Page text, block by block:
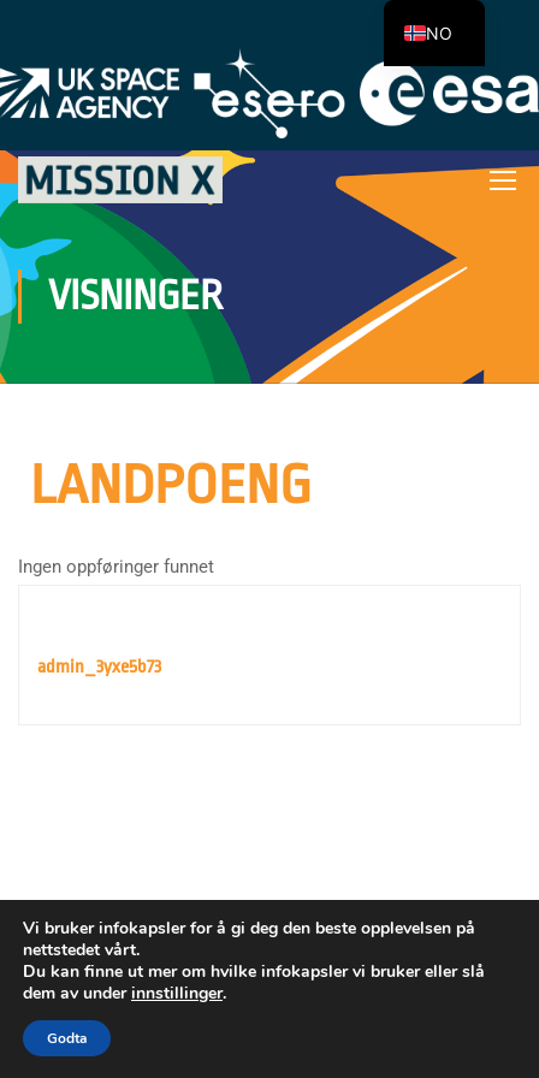
VISNINGER
LANDPOENG
Ingen oppføringer funnet
admin_3yxe5b73
Opphavsrett © Den europeiske romorganisasjonen. Alle
rettigheter forbeholdes.
Vi bruker infokapsler for å gi deg den beste opplevelsen på
nettstedet vårt.
Du kan finne ut mer om hvilke infokapsler vi bruker eller slå
dem av underinnstillinger.
Godta
NO